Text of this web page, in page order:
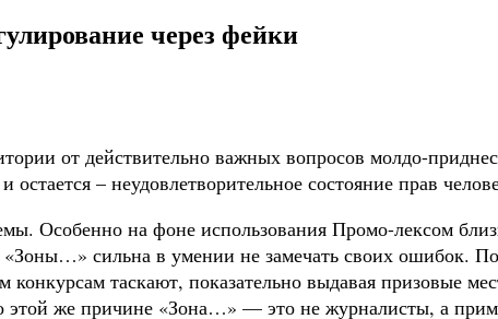
через фейки
от действительно важных вопросов молдо-
– неудовлетворительное состояние прав
Особенно на фоне использования Промо-лексом
«Зоны…» сильна в умении не замечать своих ошибок.
таскают, показательно выдавая призовые
этой же причине «Зона…» — это не журналисты, а